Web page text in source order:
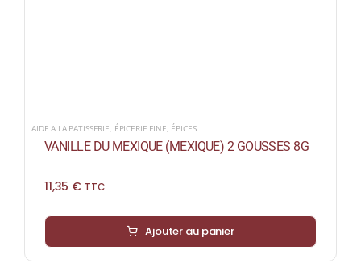
AIDE A LA PATISSERIE ÉPICERIE FINE ÉPICES
VANILLE DU MEXIQUE (MEXIQUE) 2 GOUSSES 8G
11,35 € TTC
Ajouter au panier